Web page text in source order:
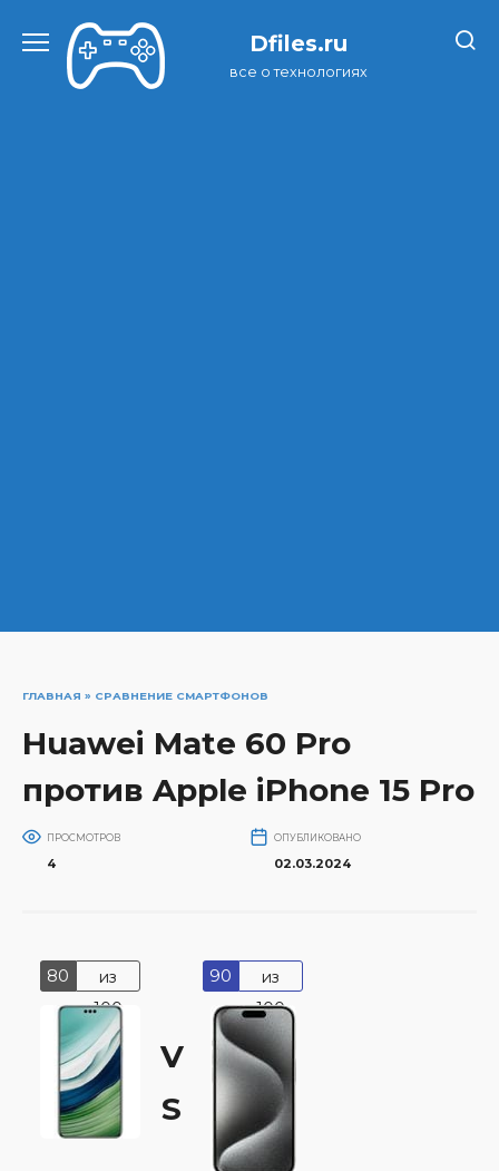
содержанию
Dfiles.ru
все о технологиях
ГЛАВНАЯ » СРАВНЕНИЕ СМАРТФОНОВ
Huawei Mate 60 Pro
против Apple iPhone 15 Pro
ПРОСМОТРОВ
4
ОПУБЛИКОВАНО
02.03.2024
80
из
100
V
S
90
из
100